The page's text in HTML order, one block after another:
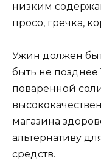
низким
просо, гречка,
Ужин должен
быть не позднее
поваренной
магазина
альтернативу
средств.